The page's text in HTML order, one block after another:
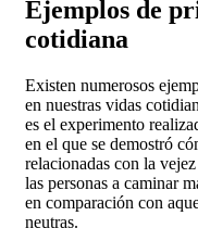
Ejemplos de
cotidiana
Existen numerosos
en nuestras vidas
es el experimento
en el que se demostró
relacionadas con la
las personas a caminar
en comparación con
neutras.